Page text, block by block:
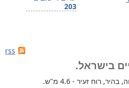
203
rss
בישראל.
רוח זעיר - 4.6 מ"ש.